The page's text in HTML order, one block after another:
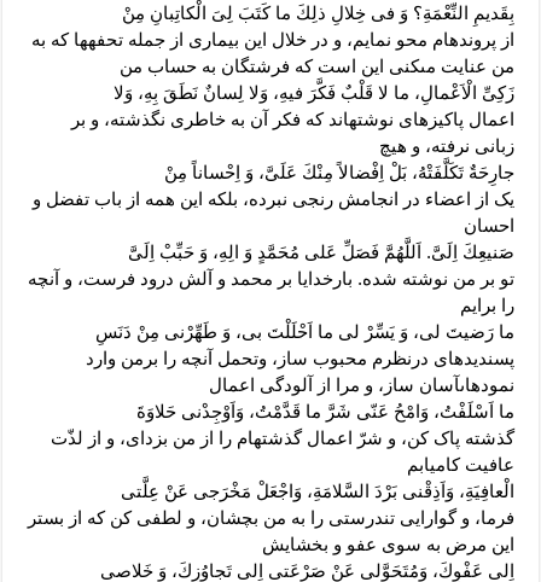
بِقَديمِ النِّعْمَةِ؟ وَ فى خِلالِ ذلِكَ ما كَتَبَ لِىَ الْكاتِبانِ مِنْ
از پرونده‏ام محو نمایم، و در خلال این بیمارى از جمله تحفه‏ها که به
من عنایت مى‏کنى این است که فرشتگان به حساب من
زَكِىِّ الْاَعْمالِ، ما لا قَلْبٌ فَكَّرَ فيهِ، وَلا لِسانٌ نَطَقَ بِهِ، وَلا
اعمال پاکیزه‏اى نوشته‏اند که فکر آن به خاطرى نگذشته، و بر
زبانى نرفته، و هیچ
جارِحَةٌ تَكَلَّفَتْهُ، بَلْ اِفْضالاً مِنْكَ عَلَىَّ، وَ اِحْساناً مِنْ
یک از اعضاء در انجامش رنجى نبرده، بلکه این همه از باب تفضل و
احسان
صَنيعِكَ اِلَىَّ. اَللَّهُمَّ فَصَلِّ عَلى‏ مُحَمَّدٍ وَ الِهِ، وَ حَبِّبْ اِلَىَّ
تو بر من نوشته شده. بارخدایا بر محمد و آلش درود فرست، و آنچه
را برایم
ما رَضيتَ لى، وَ يَسِّرْ لى ما اَحْلَلْتَ بى، وَ طَهِّرْنى مِنْ دَنَسِ
پسندیده‏اى درنظرم محبوب ساز، وتحمل آنچه را برمن وارد
نموده‏اى‏آسان ساز، و مرا از آلودگى اعمال
ما اَسْلَفْتُ، وَامْحُ عَنّى شَرَّ ما قَدَّمْتُ، وَاَوْجِدْنى حَلاوَةَ
گذشته پاک کن، و شرّ اعمال گذشته‏ام را از من بزداى، و از لذّت
عافیت کامیابم
الْعافِيَةِ، وَاَذِقْنى بَرْدَ السَّلامَةِ، وَاجْعَلْ مَخْرَجى عَنْ عِلَّتى
فرما، و گوارایى تندرستى را به من بچشان، و لطفى کن که از بستر
این مرض به سوى عفو و بخشایش
اِلى‏ عَفْوِكَ، وَمُتَحَوَّلى عَنْ صَرْعَتى اِلى‏ تَجاوُزِكَ، وَ خَلاصى